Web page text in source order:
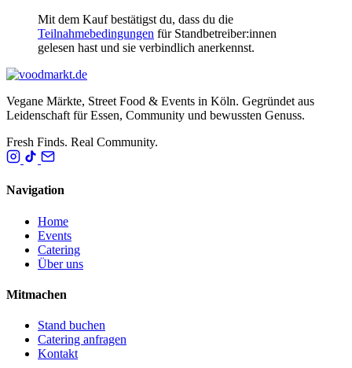
Mit dem Kauf bestätigst du, dass du die
Teilnahmebedingungen für Standbetreiber:innen
gelesen hast und sie verbindlich anerkennst.
Vegane Märkte, Street Food & Events in Köln. Gegründet aus
Leidenschaft für Essen, Community und bewussten Genuss.
Fresh Finds. Real Community.
Navigation
Home
Events
Catering
Über uns
Mitmachen
Stand buchen
Catering anfragen
Kontakt